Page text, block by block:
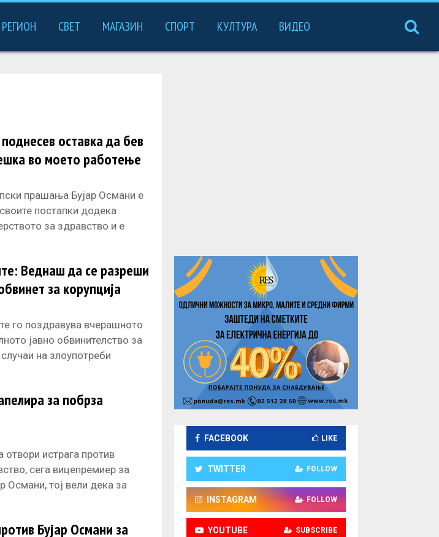
РЕГИОН СВЕТ МАГАЗИН СПОРТ КУЛТУРА ВИДЕО
оставка да бев
во моето работење
прашања Бујар Османи е
постапки додека
за здравство и е
Веднаш да се разреши
за корупција
го поздравува вчерашното
јавно обвинителство за
на злоупотреби
за побрза
истрага против
сега вицепремиер за
Османи, тој вели дека за
Бујар Османи за
FACEBOOK LIKE
TWITTER FOLLOW
INSTAGRAM FOLLOW
YOUTUBE SUBSCRIBE